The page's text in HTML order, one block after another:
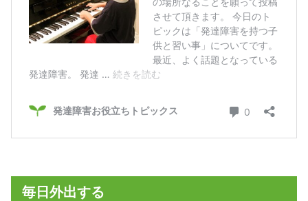
毎日外出する